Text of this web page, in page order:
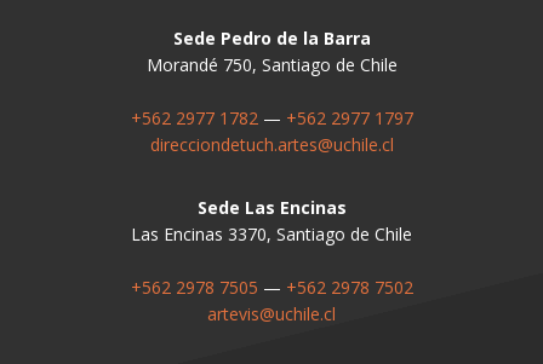
Sede Pedro de la Barra
Morandé 750, Santiago de Chile
+562 2977 1782— +562 2977 1797
direcciondetuch.artes@uchile.cl
Sede Las Encinas
Las Encinas 3370, Santiago de Chile
+562 2978 7505 — +562 2978 7502
artevis@uchile.cl